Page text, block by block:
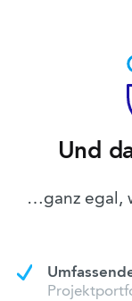
Und
…ganz egal,